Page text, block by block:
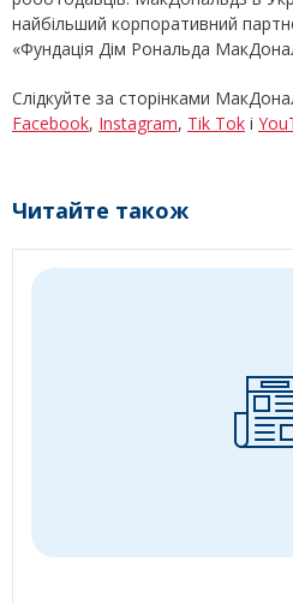
найбільший корпоративний
«Фундація Дім Рональда
Слідкуйте за сторінками
Facebook, Instagram, Tik Tok і
Читайте також